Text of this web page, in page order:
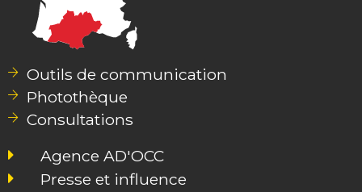
Outils de communication
Photothèque
Consultations
Agence AD'OCC
Presse et influence